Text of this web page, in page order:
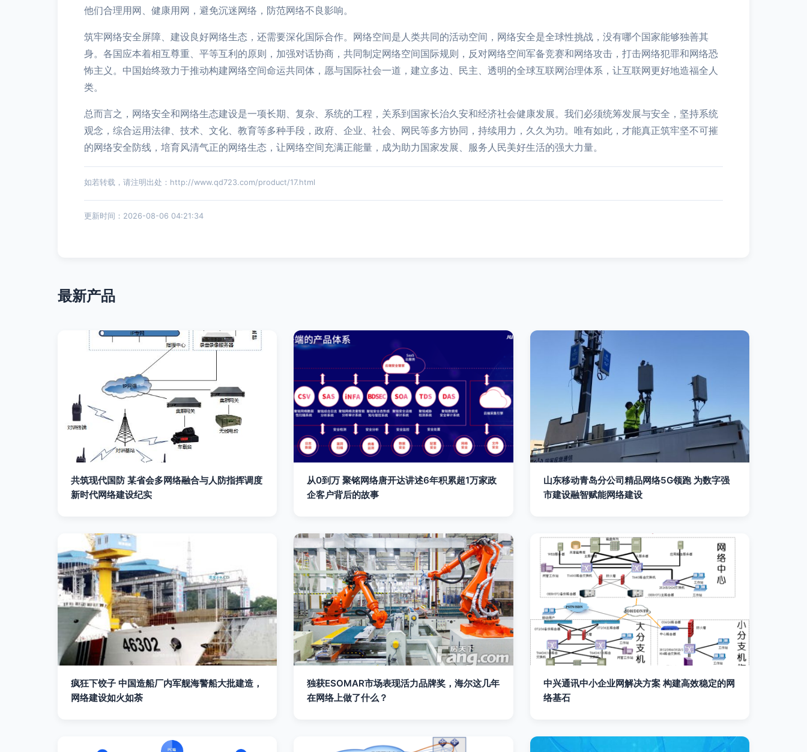
他们合理用网、健康用网，避免沉迷网络，防范网络不良影响。
筑牢网络安全屏障、建设良好网络生态，还需要深化国际合作。网络空间是人类共同的活动空间，网络安全是全球性挑战，没有哪个国家能够独善其
身。各国应本着相互尊重、平等互利的原则，加强对话协商，共同制定网络空间国际规则，反对网络空间军备竞赛和网络攻击，打击网络犯罪和网络恐
怖主义。中国始终致力于推动构建网络空间命运共同体，愿与国际社会一道，建立多边、民主、透明的全球互联网治理体系，让互联网更好地造福全人
类。
总而言之，网络安全和网络生态建设是一项长期、复杂、系统的工程，关系到国家长治久安和经济社会健康发展。我们必须统筹发展与安全，坚持系统
观念，综合运用法律、技术、文化、教育等多种手段，政府、企业、社会、网民等多方协同，持续用力，久久为功。唯有如此，才能真正筑牢坚不可摧
的网络安全防线，培育风清气正的网络生态，让网络空间充满正能量，成为助力国家发展、服务人民美好生活的强大力量。
如若转载，请注明出处：http://www.qd723.com/product/17.html
更新时间：2026-08-06 04:21:34
最新产品
共筑现代国防 某省会多网络融合与人防指挥调度
新时代网络建设纪实
从0到万 聚铭网络唐开达讲述6年积累超1万家政
企客户背后的故事
山东移动青岛分公司精品网络5G领跑 为数字强
市建设融智赋能网络建设
疯狂下饺子 中国造船厂内军舰海警船大批建造，
网络建设如火如荼
独获ESOMAR市场表现活力品牌奖，海尔这几年
在网络上做了什么？
中兴通讯中小企业网解决方案 构建高效稳定的网
络基石